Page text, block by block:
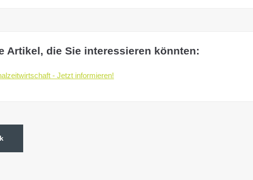
Artikel, die Sie interessieren könnten:
- Jetzt informieren!